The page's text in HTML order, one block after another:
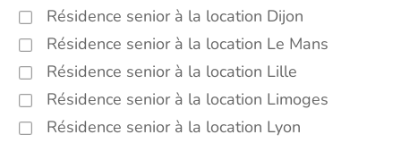
Résidence senior à la location Dijon
Résidence senior à la location Le Mans
Résidence senior à la location Lille
Résidence senior à la location Limoges
Résidence senior à la location Lyon